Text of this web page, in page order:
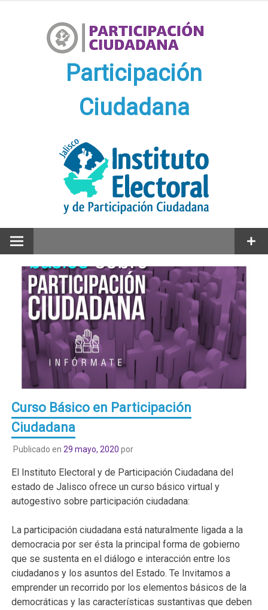
Participación
Ciudadana
Curso Básico en Participación
Ciudadana
Publicado en 29 mayo, 2020 por
El Instituto Electoral y de Participación Ciudadana del
estado de Jalisco ofrece un curso básico virtual y
autogestivo sobre participación ciudadana:
La participación ciudadana está naturalmente ligada a la
democracia por ser ésta la principal forma de gobierno
que se sustenta en el diálogo e interacción entre los
ciudadanos y los asuntos del Estado. Te Invitamos a
emprender un recorrido por los elementos básicos de la
democráticas y las características sustantivas que deben